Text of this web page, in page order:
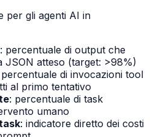
per gli agenti AI in
: percentuale di output che
JSON atteso (target: >98%)
percentuale di invocazioni tool
al primo tentativo
: percentuale di task
umano
: indicatore diretto dei costi